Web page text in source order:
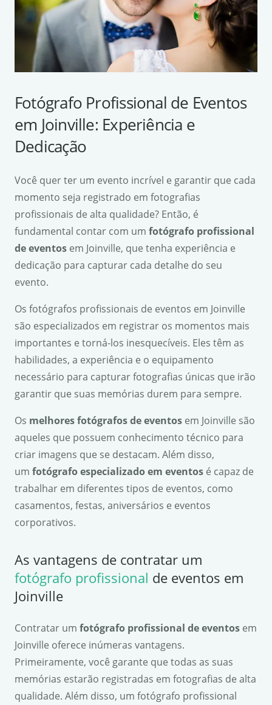
Fotógrafo Profissional de Eventos
em Joinville: Experiência e
Dedicação
Você quer ter um evento incrível e garantir que cada
momento seja registrado em fotografias
profissionais de alta qualidade? Então, é
fundamental contar com um fotógrafo profissional
de eventos em Joinville, que tenha experiência e
dedicação para capturar cada detalhe do seu
evento.
Os fotógrafos profissionais de eventos em Joinville
são especializados em registrar os momentos mais
importantes e torná-los inesquecíveis. Eles têm as
habilidades, a experiência e o equipamento
necessário para capturar fotografias únicas que irão
garantir que suas memórias durem para sempre.
Os melhores fotógrafos de eventos em Joinville são
aqueles que possuem conhecimento técnico para
criar imagens que se destacam. Além disso,
um fotógrafo especializado em eventos é capaz de
trabalhar em diferentes tipos de eventos, como
casamentos, festas, aniversários e eventos
corporativos.
As vantagens de contratar um
fotógrafo profissional de eventos em
Joinville
Contratar um fotógrafo profissional de eventos em
Joinville oferece inúmeras vantagens.
Primeiramente, você garante que todas as suas
memórias estarão registradas em fotografias de alta
qualidade. Além disso, um fotógrafo profissional